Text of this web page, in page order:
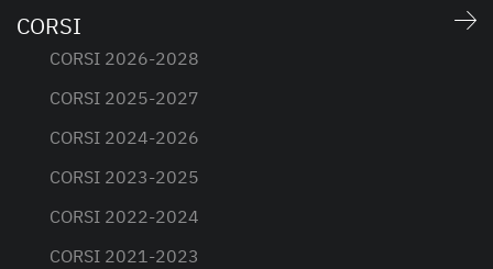
CORSI
CORSI 2026-2028
CORSI 2025-2027
CORSI 2024-2026
CORSI 2023-2025
CORSI 2022-2024
CORSI 2021-2023